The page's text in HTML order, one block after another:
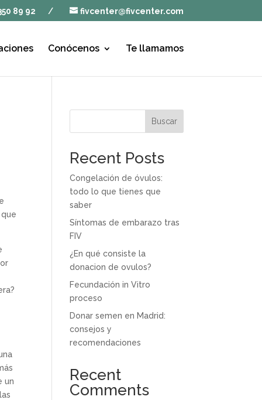
89 92 / fivcenter@fivcenter.com
Conócenos Te llamamos
un
Buscar
Recent Posts
Congelación de óvulos:
todo lo que tienes que
saber
Síntomas de embarazo tras
FIV
¿En qué consiste la
donacion de ovulos?
Fecundación in Vitro
proceso
Donar semen en Madrid:
consejos y
recomendaciones
Recent
Comments